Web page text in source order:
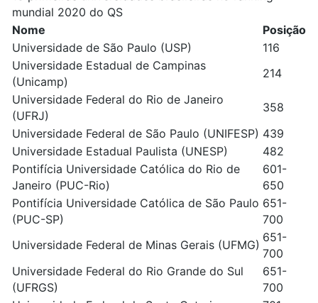
mundial 2020 do QS
Nome
Posição
Universidade de São Paulo (USP)
116
Universidade Estadual de Campinas
(Unicamp)
214
Universidade Federal do Rio de Janeiro
(UFRJ)
358
Universidade Federal de São Paulo (UNIFESP) 439
Universidade Estadual Paulista (UNESP)
482
Pontifícia Universidade Católica do Rio de
Janeiro (PUC-Rio)
601-
650
Pontifícia Universidade Católica de São Paulo
(PUC-SP)
651-
700
Universidade Federal de Minas Gerais (UFMG)
651-
700
Universidade Federal do Rio Grande do Sul
(UFRGS)
651-
700